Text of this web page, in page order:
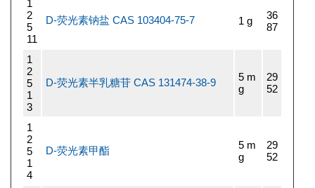
1
2
5
11
D-荧光素钠盐 CAS 103404-75-7 1 g
36
87
1
2
5
1
3
D-荧光素半乳糖苷 CAS 131474-38-9
5 m
g
29
52
1
2
5
1
4
D-荧光素甲酯
5 m
g
29
52